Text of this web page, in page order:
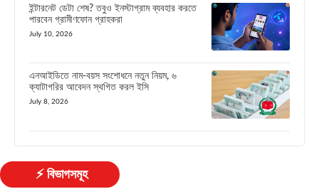
ইন্টারনেট ডেটা শেষ? তবুও ইনস্টাগ্রাম ব্যবহার করতে
পারবেন গ্রামীণফোন গ্রাহকরা
July 10, 2026
এনআইডিতে নাম-বয়স সংশোধনে নতুন নিয়ম, ৬
ক্যাটাগরির আবেদন স্থগিত করল ইসি
July 8, 2026
⚡ বিভাগসমূহ